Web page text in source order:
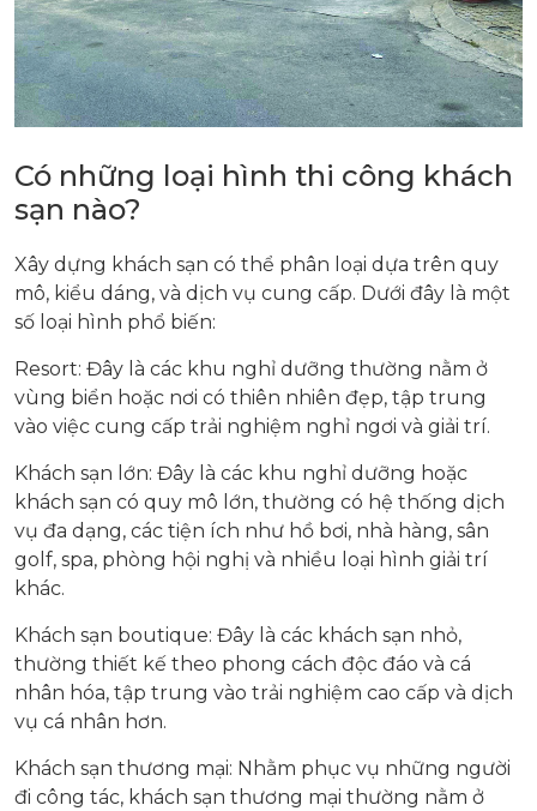
Có những loại hình thi công khách
sạn nào?
Xây dựng khách sạn có thể phân loại dựa trên quy
mô, kiểu dáng, và dịch vụ cung cấp. Dưới đây là một
số loại hình phổ biến:
Resort: Đây là các khu nghỉ dưỡng thường nằm ở
vùng biển hoặc nơi có thiên nhiên đẹp, tập trung
vào việc cung cấp trải nghiệm nghỉ ngơi và giải trí.
Khách sạn lớn: Đây là các khu nghỉ dưỡng hoặc
khách sạn có quy mô lớn, thường có hệ thống dịch
vụ đa dạng, các tiện ích như hồ bơi, nhà hàng, sân
golf, spa, phòng hội nghị và nhiều loại hình giải trí
khác.
Khách sạn boutique: Đây là các khách sạn nhỏ,
thường thiết kế theo phong cách độc đáo và cá
nhân hóa, tập trung vào trải nghiệm cao cấp và dịch
vụ cá nhân hơn.
Khách sạn thương mại: Nhằm phục vụ những người
đi công tác, khách sạn thương mại thường nằm ở